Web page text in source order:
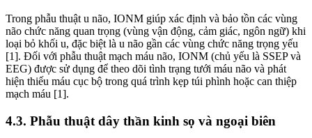
Trong phẫu thuật u não, IONM giúp xác định và bảo tồn các vùng
não chức năng quan trọng (vùng vận động, cảm giác, ngôn ngữ) khi
loại bỏ khối u, đặc biệt là u não gần các vùng chức năng trọng yếu
[1]. Đối với phẫu thuật mạch máu não, IONM (chủ yếu là SSEP và
EEG) được sử dụng để theo dõi tình trạng tưới máu não và phát
hiện thiếu máu cục bộ trong quá trình kẹp túi phình hoặc can thiệp
mạch máu [1].
4.3. Phẫu thuật dây thần kinh sọ và ngoại biên